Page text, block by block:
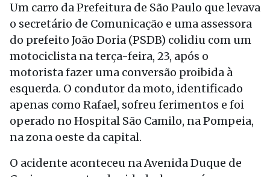
Um carro da Prefeitura de São Paulo que levava
o secretário de Comunicação e uma assessora
do prefeito João Doria (PSDB) colidiu com um
motociclista na terça-feira, 23, após o
motorista fazer uma conversão proibida à
esquerda. O condutor da moto, identificado
apenas como Rafael, sofreu ferimentos e foi
operado no Hospital São Camilo, na Pompeia,
na zona oeste da capital.
O acidente aconteceu na Avenida Duque de